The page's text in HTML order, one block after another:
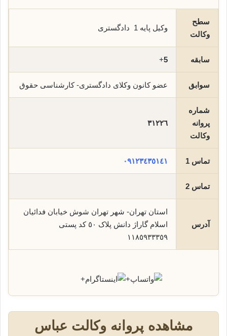
سطح
وکالت
وکیل پایه 1 دادگستری
سابقه 5
+
سوابق عضو کانون وکلای دادگستری- کارشناسی حقوق
شماره
پروانه
وکالت
٣١٢٢٦
تماس 1 ٠٩١٢٣٤٣٥١٤١
تماس 2
آدرس
استان تهران- شهر تهران شوش خیابان فدائیان
اسلام گاراژ دانش پلاک ٥٠ کد پستی
١١٨٥٩٣٣٣٥٩
+
+
مشاهده پروانه وکالت عباس